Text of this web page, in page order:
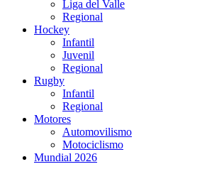
Liga del Valle
Regional
Hockey
Infantil
Juvenil
Regional
Rugby
Infantil
Regional
Motores
Automovilismo
Motociclismo
Mundial 2026